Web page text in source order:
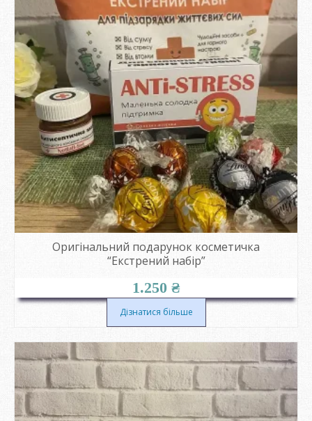
Оригінальний подарунок косметичка
“Екстрений набір”
1.250 ₴
Дізнатися більше